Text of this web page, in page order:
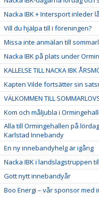
Nacka IBK + Intersport inleder
Vill du hjälpa till i föreningen?
Missa inte anmälan till
Nacka IBK på plats under
KALLELSE TILL NACKA IBK
Kapten Vilde fortsätter sin
VÄLKOMMEN TILL
Kom och måljubla i
Alla till Ormingehallen på
Karlstad Innebandy
En ny innebandyhelg är igång
Nacka IBK i landslagstruppen
Gott nytt innebandyår
Boo Energi – vår sponsor med